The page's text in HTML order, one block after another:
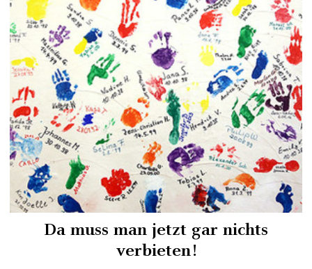
Da muss man jetzt gar nichts
verbieten!